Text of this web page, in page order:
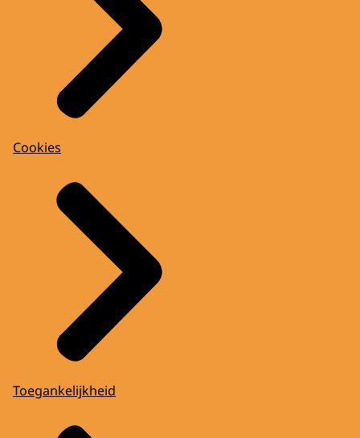
Cookies
Toegankelijkheid